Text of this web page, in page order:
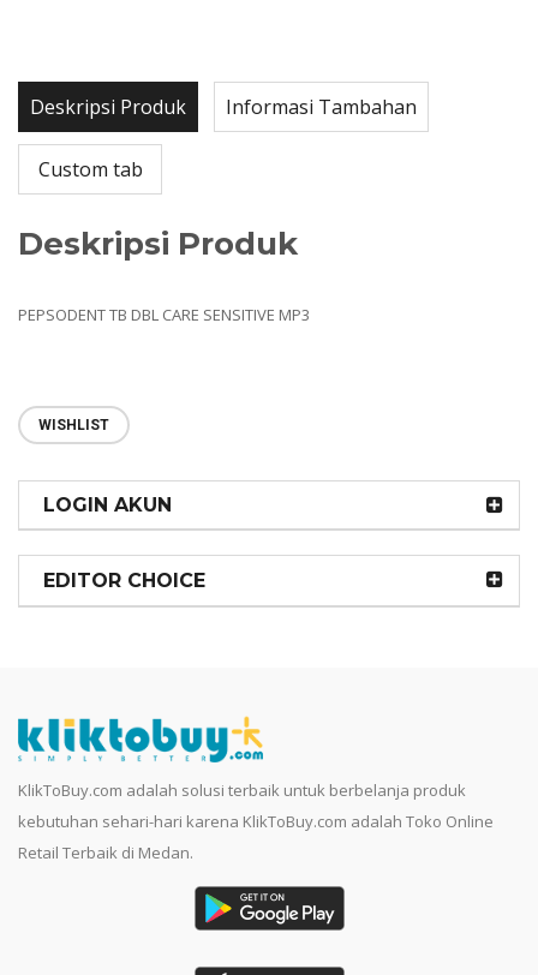
Deskripsi Produk Informasi Tambahan
Custom tab
Deskripsi Produk
PEPSODENT TB DBL CARE SENSITIVE MP3
WISHLIST
LOGIN AKUN
EDITOR CHOICE
KlikToBuy.com adalah solusi terbaik untuk berbelanja produk
kebutuhan sehari-hari karena KlikToBuy.com adalah Toko Online
Retail Terbaik di Medan.